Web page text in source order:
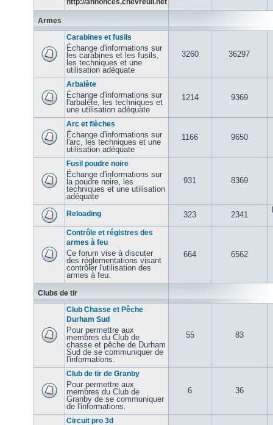
http://annonces.chevreuil.net
Armes
Carabines et fusils
Échange d'informations sur
les carabines et les fusils,
les techniques et une
utilisation adéquate
3260 36297
Arbalète
Échange d'informations sur
l'arbalète, les techniques et
une utilisation adéquate
1214 9369
Arc et flèches
Échange d'informations sur
l'arc, les techniques et une
utilisation adéquate
1166 9650
Fusil poudre noire
Échange d'informations sur
la poudre noire, les
techniques et une utilisation
adéquate
931 8369
Reloading 323 2341
Contrôle et régistres des
armes à feu
Ce forum vise à discuter
des réglementations visant
contrôler l'utilisation des
armes à feu.
664 6562
Clubs de tir
Club Chasse et Pêche
Durham Sud
Pour permettre aux
membres du Club de
chasse et pêche de Durham
Sud de se communiquer de
l'informations.
55 83
Club de tir de Granby
Pour permettre aux
membres du Club de
Granby de se communiquer
de l'informations.
6 36
Circuit pro 3d